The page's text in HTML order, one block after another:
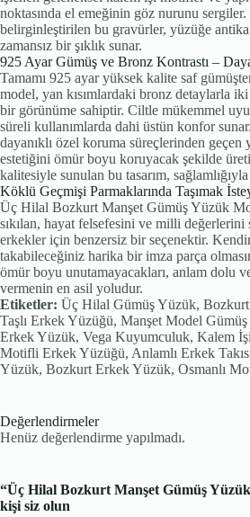
noktasında el emeğinin göz nurunu
belirginleştirilen bu gravürler, yüzüğe
zamansız bir şıklık sunar.
925 Ayar Gümüş ve Bronz Kontrastı –
Tamamı 925 ayar yüksek kalite saf
model, yan kısımlardaki bronz detaylarla
bir görünüme sahiptir. Ciltle mükemmel
süreli kullanımlarda dahi üstün konfor
dayanıklı özel koruma süreçlerinden
estetiğini ömür boyu koruyacak şekilde
kalitesiyle sunulan bu tasarım,
Köklü Geçmişi Parmaklarında Taşımak
Üç Hilal Bozkurt Manşet Gümüş Yüzük
sıkılan, hayat felsefesini ve milli değerlerini
erkekler için benzersiz bir seçenektir.
takabileceğiniz harika bir imza parça
ömür boyu unutamayacakları, anlam dolu
vermenin en asil yoludur.
Etiketler: Üç Hilal Gümüş Yüzük, Bozkurt
Taşlı Erkek Yüzüğü, Manşet Model
Erkek Yüzük, Vega Kuyumculuk, Kalem
Motifli Erkek Yüzüğü, Anlamlı Erkek
Yüzük, Bozkurt Erkek Yüzük, Osmanlı
Değerlendirmeler
Henüz değerlendirme yapılmadı.
“Üç Hilal Bozkurt Manşet Gümüş
kişi siz olun